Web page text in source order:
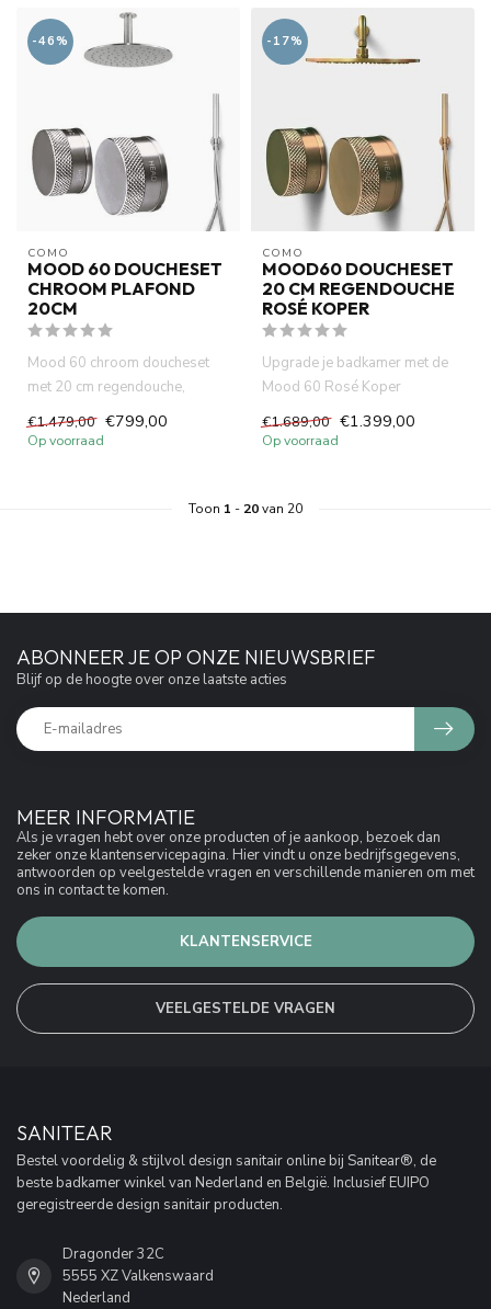
-46%
COMO
MOOD 60 DOUCHESET
CHROOM PLAFOND
20CM
Mood 60 chroom doucheset
met 20 cm regendouche,
slimme thermostaatkraan en
plafo...
€1.479,00 €799,00
Op voorraad
-17%
COMO
MOOD60 DOUCHESET
20 CM REGENDOUCHE
ROSÉ KOPER
Upgrade je badkamer met de
Mood 60 Rosé Koper
Doucheset. Geniet van een luxe
20 ...
€1.689,00 €1.399,00
Op voorraad
Toon 1 - 20van 20
MEER INFORMATIE
Als je vragen hebt over onze producten of je aankoop, bezoek dan
zeker onze klantenservicepagina. Hier vindt u onze bedrijfsgegevens,
antwoorden op veelgestelde vragen en verschillende manieren om met
ons in contact te komen.
KLANTENSERVICE
VEELGESTELDE VRAGEN
ABONNEER JE OP ONZE NIEUWSBRIEF
Blijf op de hoogte over onze laatste acties
SANITEAR
Bestel voordelig & stijlvol design sanitair online bij Sanitear®, de
beste badkamer winkel van Nederland en België. Inclusief EUIPO
geregistreerde design sanitair producten.
Dragonder 32C
5555 XZ Valkenswaard
Nederland